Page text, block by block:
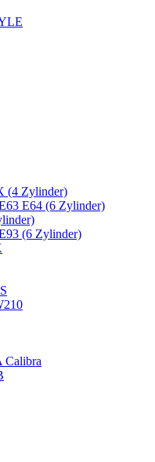
(4 Zylinder)
E64 (6 Zylinder)
(6 Zylinder)
Calibra